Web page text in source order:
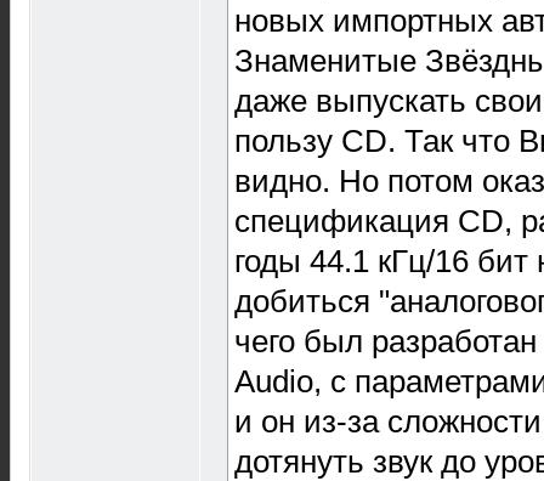
новых импортных
Знаменитые
даже выпускать
пользу CD. Так что
видно. Но потом
спецификация CD,
годы 44.1 кГц/16 бит
добиться
чего был
Audio, с
и он из-за
дотянуть звук до